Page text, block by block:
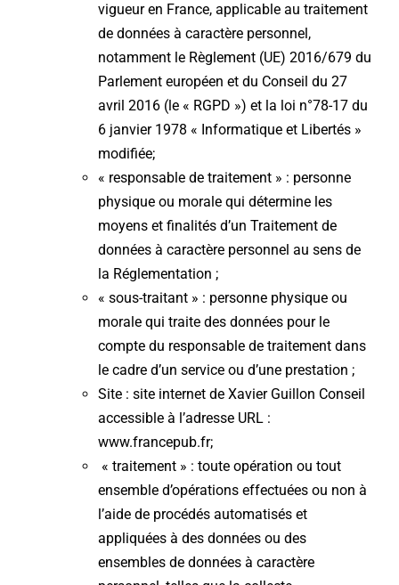
vigueur en France, applicable au traitement
de données à caractère personnel,
notamment le Règlement (UE) 2016/679 du
Parlement européen et du Conseil du 27
avril 2016 (le « RGPD ») et la loi n°78-17 du
6 janvier 1978 « Informatique et Libertés »
modifiée;
« responsable de traitement » : personne
physique ou morale qui détermine les
moyens et finalités d’un Traitement de
données à caractère personnel au sens de
la Réglementation ;
« sous-traitant » : personne physique ou
morale qui traite des données pour le
compte du responsable de traitement dans
le cadre d’un service ou d’une prestation ;
Site : site internet de Xavier Guillon Conseil
accessible à l’adresse URL :
www.francepub.fr;
« traitement » : toute opération ou tout
ensemble d’opérations effectuées ou non à
l’aide de procédés automatisés et
appliquées à des données ou des
ensembles de données à caractère